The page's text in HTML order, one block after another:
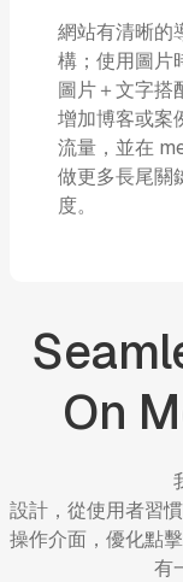
網站有清晰的
構；使用圖片
圖片＋文字搭
增加博客或案
流量，並在
做更多長尾關
度。
On
設計，從使用者習
操作介面，優化點
有